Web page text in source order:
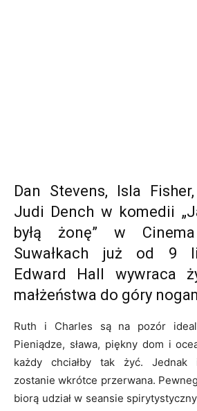
Dan Stevens, Isla
Judi Dench w komedii
byłą żonę” w
Suwałkach już od 9
Edward Hall wywraca
małżeństwa do góry
Ruth i Charles są na pozór
Pieniądze, sława, piękny dom i
każdy chciałby tak żyć. Jednak
zostanie wkrótce przerwana.
biorą udział w seansie